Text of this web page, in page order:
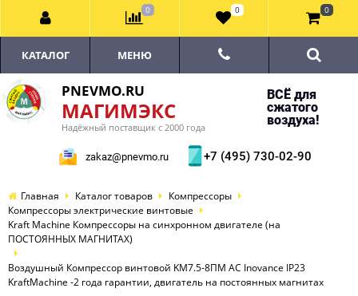
PNEVMO.RU
МАГИМЭКС
Надёжный поставщик с 2000 года
ВСЁ для
сжатого
воздуха!
zakaz@pnevmo.ru +7 (495) 730-02-90
КАТАЛОГ МЕНЮ
Главная Каталог товаров
Компрессоры
Компрессоры электрические винтовые
Kraft Machine Компрессоры на синхронном двигателе (на
ПОСТОЯННЫХ МАГНИТАХ)
Воздушный Компрессор винтовой KM7.5-8ПМ AC Inovance IP23
KraftMachine -2 года гарантии, двигатель на постоянных магнитах
0 0 0